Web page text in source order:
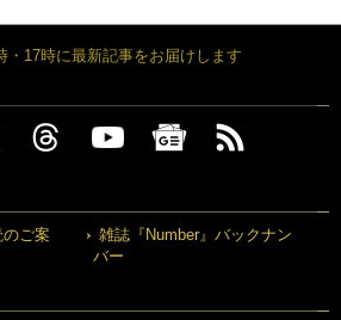
・17時に最新記事をお届けします
ご案
雑誌『Number』バックナン
バー